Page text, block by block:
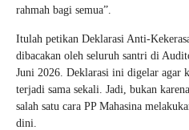
rahmah bagi semua”.
Itulah petikan Deklarasi Anti-
dibacakan oleh seluruh santri di
Juni 2026. Deklarasi ini digelar agar
terjadi sama sekali. Jadi, bukan
salah satu cara PP Mahasina
dini.